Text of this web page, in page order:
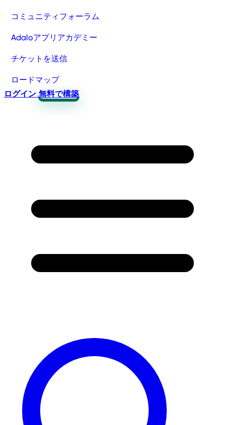
コミュニティフォーラム
Adaloアプリアカデミー
チケットを送信
ロードマップ
ログイン 無料で構築